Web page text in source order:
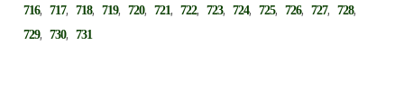
716,717,718,719,720,721,722,723,724,725,726,727,728,
729,730,731